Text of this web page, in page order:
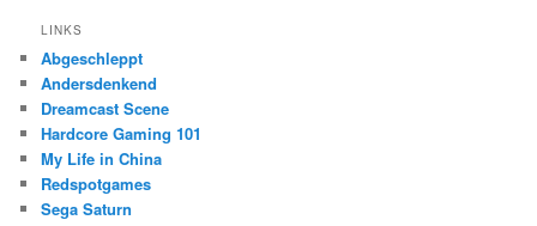
LINKS
Abgeschleppt
Andersdenkend
Dreamcast Scene
Hardcore Gaming 101
My Life in China
Redspotgames
Sega Saturn